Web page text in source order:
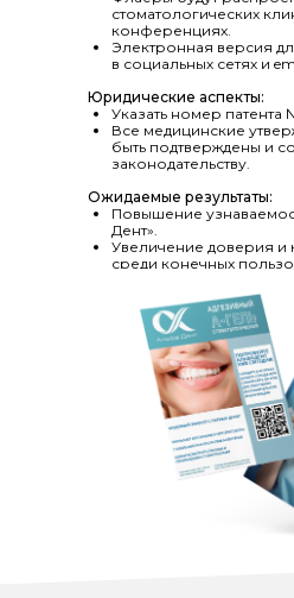
стоматологических
конференциях.
Электронная версия
в социальных сетях и
Юридические аспекты:
Указать номер патента
Все медицинские
быть подтверждены и
законодательству.
Ожидаемые результаты:
Повышение
Дент».
Увеличение доверия и
среди конечных